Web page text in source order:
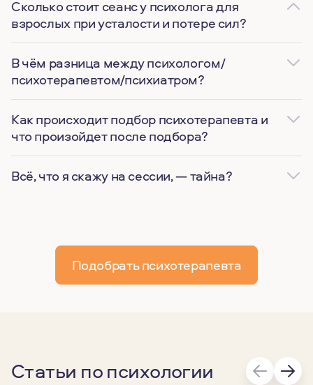
Сколько стоит сеанс у психолога для
взрослых при усталости и потере сил?
В чём разница между психологом/
психотерапевтом/психиатром?
Как происходит подбор психотерапевта и
что произойдет после подбора?
Всё, что я скажу на сессии, — тайна?
Подобрать психотерапевта
Статьи по психологии